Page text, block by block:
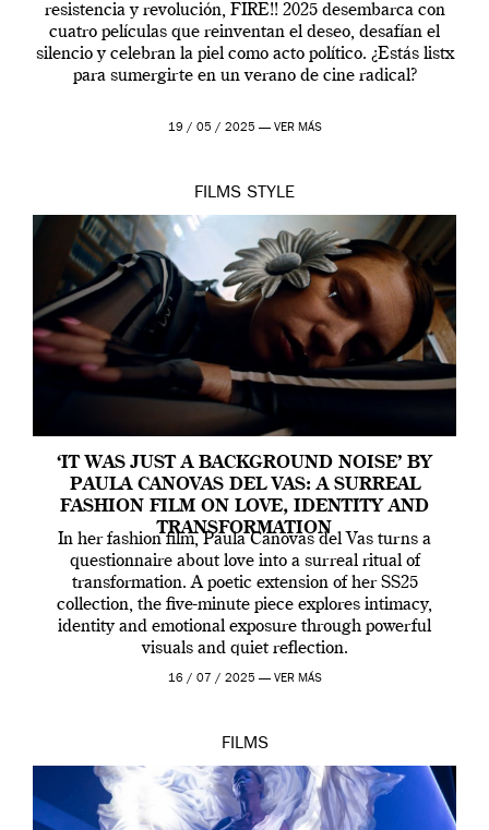
resistencia y revolución, FIRE!! 2025 desembarca con
cuatro películas que reinventan el deseo, desafían el
silencio y celebran la piel como acto político. ¿Estás listx
para sumergirte en un verano de cine radical?
19 / 05 / 2025 — VER MÁS
FILMS STYLE
‘IT WAS JUST A BACKGROUND NOISE’ BY
PAULA CANOVAS DEL VAS: A SURREAL
FASHION FILM ON LOVE, IDENTITY AND
TRANSFORMATION
In her fashion film, Paula Canovas del Vas turns a
questionnaire about love into a surreal ritual of
transformation. A poetic extension of her SS25
collection, the five-minute piece explores intimacy,
identity and emotional exposure through powerful
visuals and quiet reflection.
16 / 07 / 2025 — VER MÁS
FILMS